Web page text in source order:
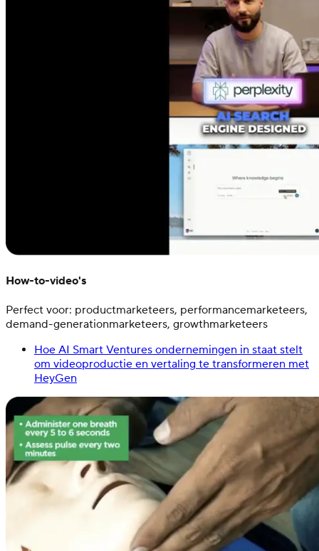
How-to-video's
Perfect voor: productmarketeers, performancemarketeers,
demand-generationmarketeers, growthmarketeers
Hoe AI Smart Ventures ondernemingen in staat stelt
om videoproductie en vertaling te transformeren met
HeyGen